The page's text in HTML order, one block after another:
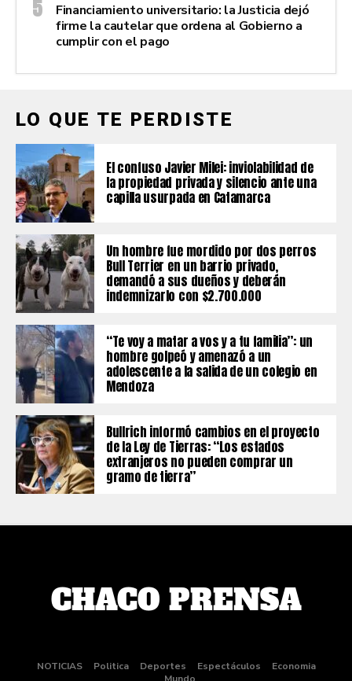
Financiamiento universitario: la Justicia dejó
firme la cautelar que ordena al Gobierno a
cumplir con el pago
LO QUE TE PERDISTE
El confuso Javier Milei: inviolabilidad de
la propiedad privada y silencio ante una
capilla usurpada en Catamarca
Un hombre fue mordido por dos perros
Bull Terrier en un barrio privado,
demandó a sus dueños y deberán
indemnizarlo con $2.700.000
“Te voy a matar a vos y a tu familia”: un
hombre golpeó y amenazó a un
adolescente a la salida de un colegio en
Mendoza
Bullrich informó cambios en el proyecto
de la Ley de Tierras: “Los estados
extranjeros no pueden comprar un
gramo de tierra”
NOTICIAS Politica Deportes Espectáculos
Economia